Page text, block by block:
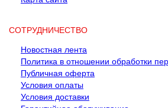
СОТРУДНИЧЕСТВО
Новостная лента
Политика в отношении обработки
Публичная оферта
Условия оплаты
Условия доставки